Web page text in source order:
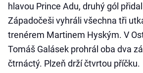
hlavou Prince Adu, druhý gól
Západočeši vyhráli všechna tři
trenérem Martinem Hyským. V
Tomáš Galásek prohrál oba dva
čtrnáctý. Plzeň drží čtvrtou příčku.